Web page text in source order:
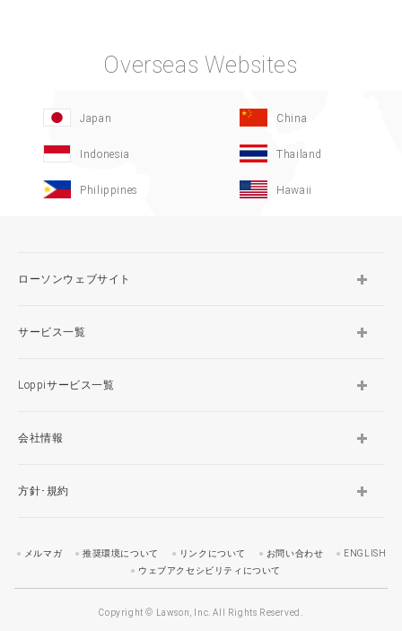
Overseas Websites
Japan China
Indonesia Thailand
Philippines Hawaii
ローソンウェブサイト
サービス一覧
Loppiサービス一覧
会社情報
方針･規約
メルマガ 推奨環境について リンクについて お問い合わせ
ENGLISH
ウェブアクセシビリティについて
Copyright © Lawson, Inc. All Rights Reserved.